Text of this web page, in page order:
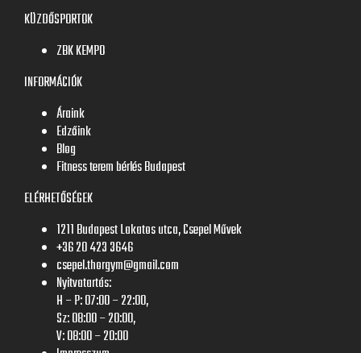
KÜZDŐSPORTOK
ZBK KEMPO
INFORMÁCIÓK
Áraink
Edzőink
Blog
Fitness terem bérlés Budapest
ELÉRHETŐSÉGEK
1211 Budapest Lakatos utca, Csepel Művek
+36 20 423 3646
csepel.thorgym@gmail.com
Nyitvatartás:
H – P: 07:00 – 22:00,
Sz: 08:00 – 20:00,
V: 08:00 – 20:00